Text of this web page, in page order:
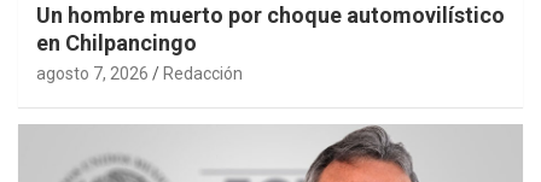
Un hombre muerto por choque automovilístico
en Chilpancingo
agosto 7, 2026 Redacción